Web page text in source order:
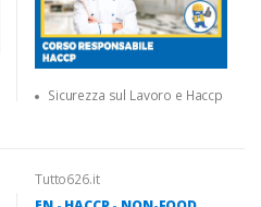
Sicurezza sul Lavoro e Haccp
Tutto626.it